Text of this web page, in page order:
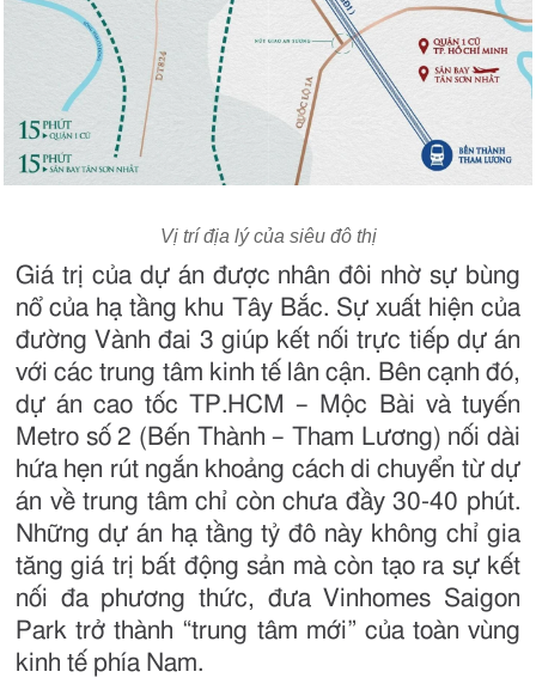
Vị trí địa lý của siêu đô thị
Giá trị của dự án được nhân đôi nhờ sự bùng
nổ của hạ tầng khu Tây Bắc. Sự xuất hiện của
đường Vành đai 3 giúp kết nối trực tiếp dự án
với các trung tâm kinh tế lân cận. Bên cạnh đó,
dự án cao tốc TP.HCM – Mộc Bài và tuyến
Metro số 2 (Bến Thành – Tham Lương) nối dài
hứa hẹn rút ngắn khoảng cách di chuyển từ dự
án về trung tâm chỉ còn chưa đầy 30-40 phút.
Những dự án hạ tầng tỷ đô này không chỉ gia
tăng giá trị bất động sản mà còn tạo ra sự kết
nối đa phương thức, đưa Vinhomes Saigon
Park trở thành “trung tâm mới” của toàn vùng
kinh tế phía Nam.